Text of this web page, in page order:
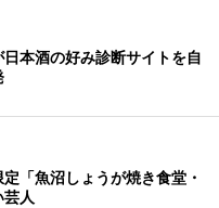
本酒の好み診断サイトを自
「魚沼しょうが焼き食堂・
人